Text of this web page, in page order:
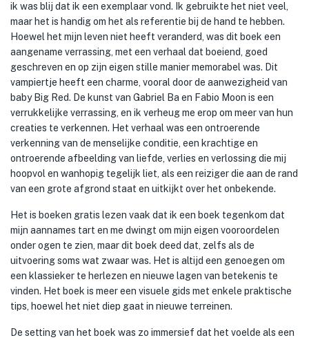
ik was blij dat ik een exemplaar vond. Ik gebruikte het niet veel,
maar het is handig om het als referentie bij de hand te hebben.
Hoewel het mijn leven niet heeft veranderd, was dit boek een
aangename verrassing, met een verhaal dat boeiend, goed
geschreven en op zijn eigen stille manier memorabel was. Dit
vampiertje heeft een charme, vooral door de aanwezigheid van
baby Big Red. De kunst van Gabriel Ba en Fabio Moon is een
verrukkelijke verrassing, en ik verheug me erop om meer van hun
creaties te verkennen. Het verhaal was een ontroerende
verkenning van de menselijke conditie, een krachtige en
ontroerende afbeelding van liefde, verlies en verlossing die mij
hoopvol en wanhopig tegelijk liet, als een reiziger die aan de rand
van een grote afgrond staat en uitkijkt over het onbekende.
Het is boeken gratis lezen vaak dat ik een boek tegenkom dat
mijn aannames tart en me dwingt om mijn eigen vooroordelen
onder ogen te zien, maar dit boek deed dat, zelfs als de
uitvoering soms wat zwaar was. Het is altijd een genoegen om
een klassieker te herlezen en nieuwe lagen van betekenis te
vinden. Het boek is meer een visuele gids met enkele praktische
tips, hoewel het niet diep gaat in nieuwe terreinen.
De setting van het boek was zo immersief dat het voelde als een